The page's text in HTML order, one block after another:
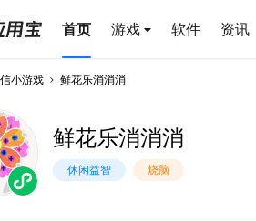
首页 游戏 软件 资讯
小游戏 鲜花乐消消消
鲜花乐消消消
休闲益智 烧脑